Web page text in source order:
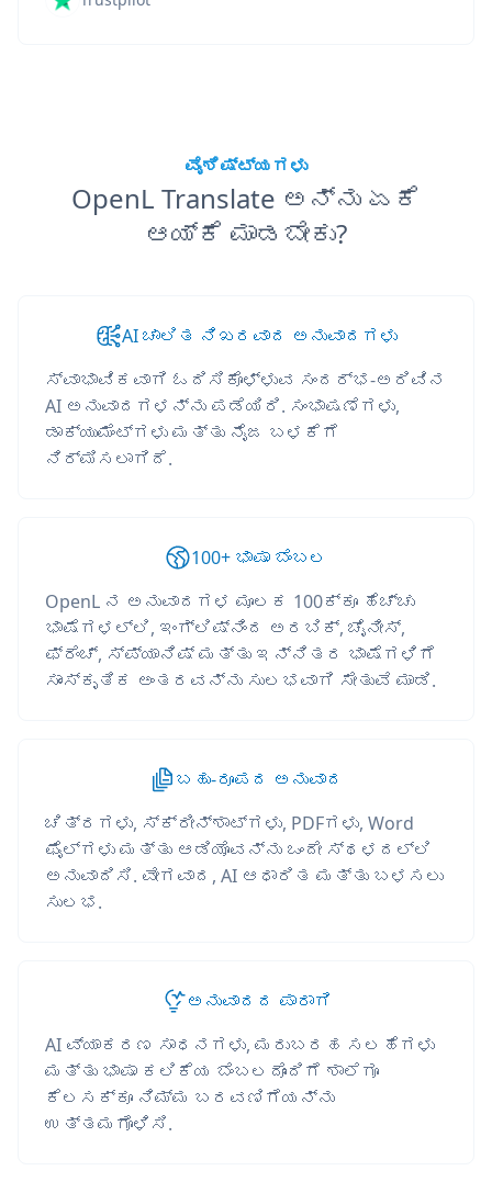
ವೈಶಿಷ್ಟ್ಯಗಳು
OpenL Translate ಅನ್ನು ಏಕೆ
ಆಯ್ಕೆ ಮಾಡಬೇಕು?
AI ಚಾಲಿತ ನಿಖರವಾದ ಅನುವಾದಗಳು
ಸ್ವಾಭಾವಿಕವಾಗಿ ಓದಿಸಿಕೊಳ್ಳುವ ಸಂದರ್ಭ-ಅರಿವಿನ
AI ಅನುವಾದಗಳನ್ನು ಪಡೆಯಿರಿ. ಸಂಭಾಷಣೆಗಳು,
ಡಾಕ್ಯುಮೆಂಟ್‌ಗಳು ಮತ್ತು ನೈಜ ಬಳಕೆಗೆ
ನಿರ್ಮಿಸಲಾಗಿದೆ.
100+ ಭಾಷಾ ಬೆಂಬಲ
OpenL ನ ಅನುವಾದಗಳ ಮೂಲಕ 100ಕ್ಕೂ ಹೆಚ್ಚು
ಭಾಷೆಗಳಲ್ಲಿ, ಇಂಗ್ಲಿಷ್‌ನಿಂದ ಅರಬಿಕ್, ಚೈನೀಸ್,
ಫ್ರೆಂಚ್, ಸ್ಪ್ಯಾನಿಷ್ ಮತ್ತು ಇನ್ನಿತರ ಭಾಷೆಗಳಿಗೆ
ಸಾಂಸ್ಕೃತಿಕ ಅಂತರವನ್ನು ಸುಲಭವಾಗಿ ಸೇತುವೆ ಮಾಡಿ.
ಬಹು-ರೂಪದ ಅನುವಾದ
ಚಿತ್ರಗಳು, ಸ್ಕ್ರೀನ್‌ಶಾಟ್‌ಗಳು, PDFಗಳು, Word
ಫೈಲ್‌ಗಳು ಮತ್ತು ಆಡಿಯೊವನ್ನು ಒಂದೇ ಸ್ಥಳದಲ್ಲಿ
ಅನುವಾದಿಸಿ. ವೇಗವಾದ, AI ಆಧಾರಿತ ಮತ್ತು ಬಳಸಲು
ಸುಲಭ.
ಅನುವಾದದ ಪಾರಾಗಿ
AI ವ್ಯಾಕರಣ ಸಾಧನಗಳು, ಮರುಬರಹ ಸಲಹೆಗಳು
ಮತ್ತು ಭಾಷಾ ಕಲಿಕೆಯ ಬೆಂಬಲದೊಂದಿಗೆ ಶಾಲೆಗೂ
ಕೆಲಸಕ್ಕೂ ನಿಮ್ಮ ಬರವಣಿಗೆಯನ್ನು
ಉತ್ತಮಗೊಳಿಸಿ.